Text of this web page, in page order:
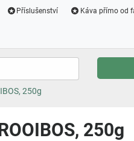
Příslušenství Káva přímo od
250g
250g